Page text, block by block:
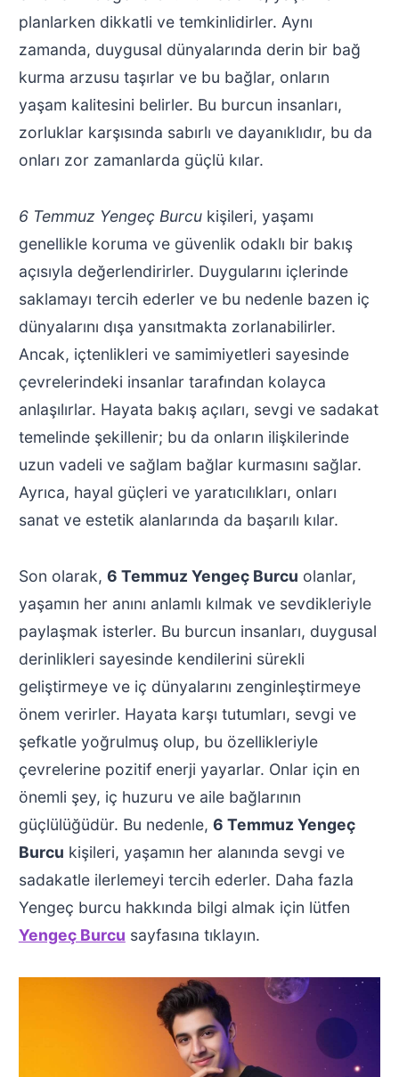
planlarken dikkatli ve temkinlidirler. Aynı
zamanda, duygusal dünyalarında derin bir bağ
kurma arzusu taşırlar ve bu bağlar, onların
yaşam kalitesini belirler. Bu burcun insanları,
zorluklar karşısında sabırlı ve dayanıklıdır, bu da
onları zor zamanlarda güçlü kılar.
6 Temmuz Yengeç Burcukişileri, yaşamı
genellikle koruma ve güvenlik odaklı bir bakış
açısıyla değerlendirirler. Duygularını içlerinde
saklamayı tercih ederler ve bu nedenle bazen iç
dünyalarını dışa yansıtmakta zorlanabilirler.
Ancak, içtenlikleri ve samimiyetleri sayesinde
çevrelerindeki insanlar tarafından kolayca
anlaşılırlar. Hayata bakış açıları, sevgi ve sadakat
temelinde şekillenir; bu da onların ilişkilerinde
uzun vadeli ve sağlam bağlar kurmasını sağlar.
Ayrıca, hayal güçleri ve yaratıcılıkları, onları
sanat ve estetik alanlarında da başarılı kılar.
Son olarak, 6 Temmuz Yengeç Burcu olanlar,
yaşamın her anını anlamlı kılmak ve sevdikleriyle
paylaşmak isterler. Bu burcun insanları, duygusal
derinlikleri sayesinde kendilerini sürekli
geliştirmeye ve iç dünyalarını zenginleştirmeye
önem verirler. Hayata karşı tutumları, sevgi ve
şefkatle yoğrulmuş olup, bu özellikleriyle
çevrelerine pozitif enerji yayarlar. Onlar için en
önemli şey, iç huzuru ve aile bağlarının
güçlülüğüdür. Bu nedenle, 6 Temmuz Yengeç
Burcu kişileri, yaşamın her alanında sevgi ve
sadakatle ilerlemeyi tercih ederler. Daha fazla
Yengeç burcu hakkında bilgi almak için lütfen
Yengeç Burcu sayfasına tıklayın.